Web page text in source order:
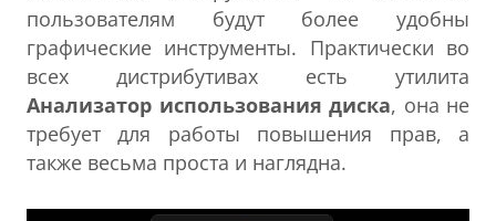
пользователям будут более удобны
графические инструменты. Практически во
всех дистрибутивах есть утилита
Анализатор использования диска, она не
требует для работы повышения прав, а
также весьма проста и наглядна.